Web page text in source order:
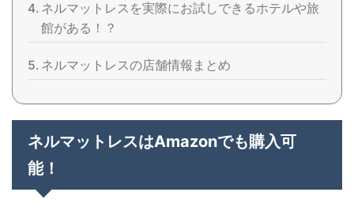
ネルマットレスを実際にお試しできるホテルや旅
館がある！？
ネルマットレスの店舗情報まとめ
ネルマットレスはAmazonでも購入可
能！